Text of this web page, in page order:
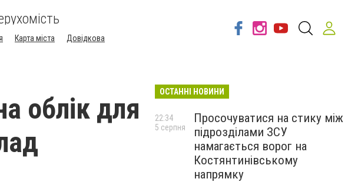
Карта міста Довідкова
облік для
ОСТАННІ НОВИНИ
Просочуватися на стику між
підрозділами ЗСУ
намагається ворог на
Костянтинівському
напрямку
22:34
5 серпня